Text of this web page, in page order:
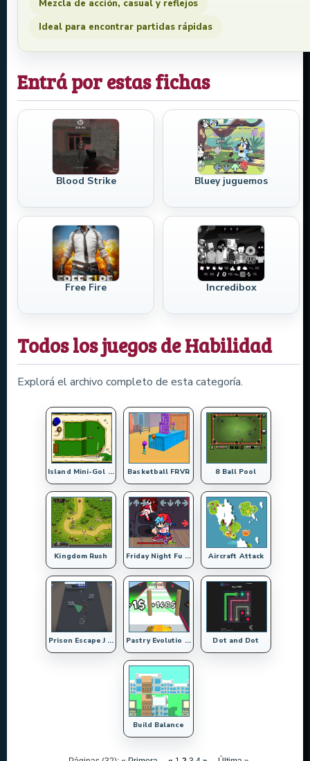
Mezcla de acción, casual y reflejos
Ideal para encontrar partidas rápidas
Entrá por estas fichas
Blood Strike Bluey juguemos
Free Fire Incredibox
Todos los juegos de Habilidad
Explorá el archivo completo de esta categoría.
Island Mini-Gol ... Basketball FRVR 8 Ball Pool
Kingdom Rush Friday Night Fu ... Aircraft Attack
Prison Escape J ... Pastry Evolutio ... Dot and Dot
Build Balance